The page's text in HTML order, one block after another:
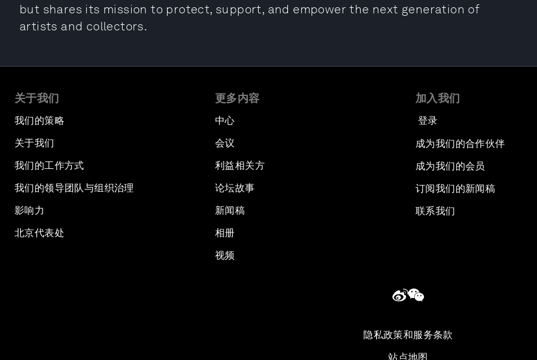
but shares its mission to protect, support, and empower the next generation of
artists and collectors.
关于我们
我们的策略
关于我们
我们的工作方式
我们的领导团队与组织治理
影响力
北京代表处
更多内容
中心
会议
利益相关方
论坛故事
新闻稿
相册
视频
加入我们
登录
成为我们的合作伙伴
成为我们的会员
订阅我们的新闻稿
联系我们
隐私政策和服务条款
站点地图